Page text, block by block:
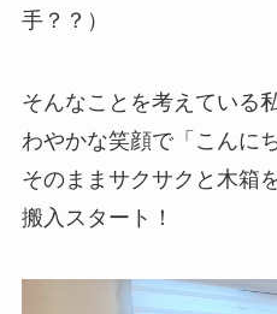
手？？）
そんなことを考えている
わやかな笑顔で「こんに
そのままサクサクと木箱
搬入スタート！